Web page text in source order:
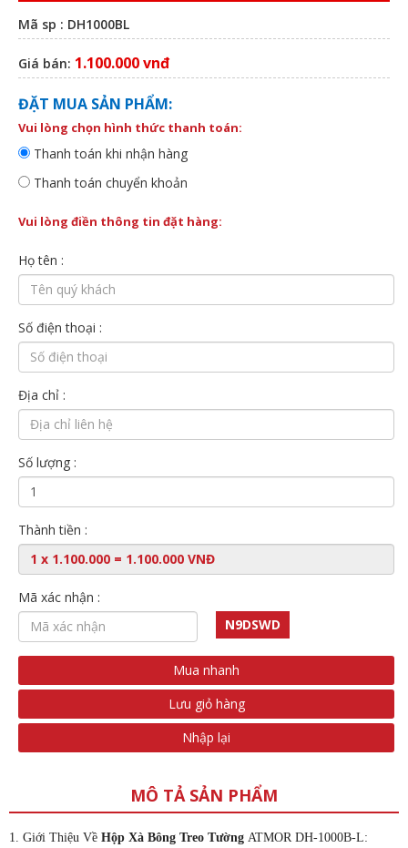
Mã sp : DH1000BL
Giá bán: 1.100.000 vnđ
ĐẶT MUA SẢN PHẨM:
Vui lòng chọn hình thức thanh toán:
Thanh toán khi nhận hàng
Thanh toán chuyển khoản
Vui lòng điền thông tin đặt hàng:
Họ tên :
Số điện thoại :
Địa chỉ :
Số lượng :
Thành tiền :
Mã xác nhận :
N9DSWD
Mua nhanh
Lưu giỏ hàng
Nhập lại
MÔ TẢ SẢN PHẨM
1. Giới Thiệu Về Hộp Xà Bông Treo Tường ATMOR DH-1000B-L: